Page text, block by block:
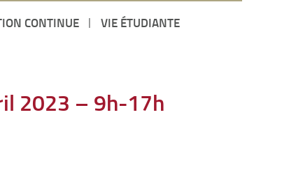
CONTINUE VIE ÉTUDIANTE
2023 – 9h-17h